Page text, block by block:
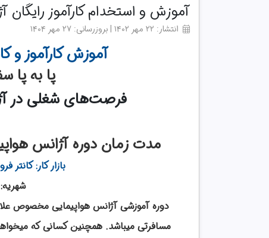
آموزش و استخدام کارآموز رایگان
انتشار: ۲۲ مهر ۱۴۰۲ | بروزرسانی: ۲۷ مهر ۱۴۰۴
آموزش کارآموز و
پا به پا
فرصت‌های شغلیدر
مدت زمان دوره آژانس هواپیمایی : ۲ ماه بصورت
بازار کار:
شهریه: ۲٫۹۵۰٫۰۰۰
دوره آموزشی آژانس هواپیمایی مخصوص
مسافرتی میباشد. همچنین کسانی که